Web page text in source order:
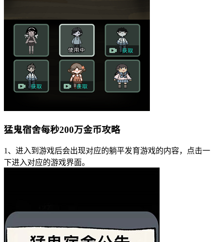
猛鬼宿舍每秒200万金币攻略
1、进入到游戏后会出现对应的躺平发育游戏的内容，点击一
下进入对应的游戏界面。